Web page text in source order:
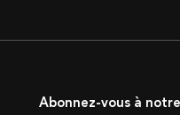
Abonnez-vous à